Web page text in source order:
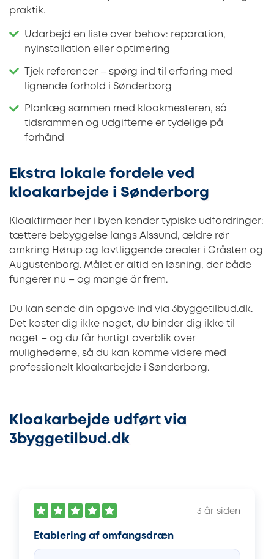
praktik.
Udarbejd en liste over behov: reparation,
nyinstallation eller optimering
Tjek referencer – spørg ind til erfaring med
lignende forhold i Sønderborg
Planlæg sammen med kloakmesteren, så
tidsrammen og udgifterne er tydelige på
forhånd
Ekstra lokale fordele ved
kloakarbejde i Sønderborg
Kloakfirmaer her i byen kender typiske udfordringer:
tættere bebyggelse langs Alssund, ældre rør
omkring Hørup og lavtliggende arealer i Gråsten og
Augustenborg. Målet er altid en løsning, der både
fungerer nu – og mange år frem.
Du kan sende din opgave ind via 3byggetilbud.dk.
Det koster dig ikke noget, du binder dig ikke til
noget – og du får hurtigt overblik over
mulighederne, så du kan komme videre med
professionelt kloakarbejde i Sønderborg.
Kloakarbejde udført via
3byggetilbud.dk
3 år siden
Etablering af omfangsdræn